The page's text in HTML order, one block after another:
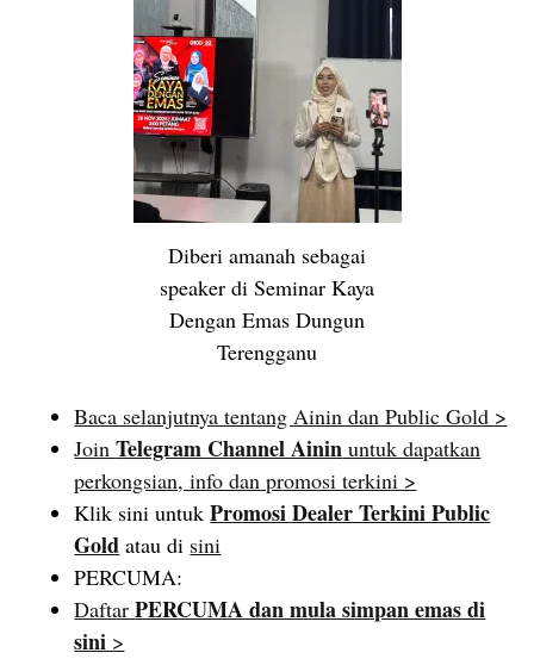
Diberi amanah sebagai
speaker di Seminar Kaya
Dengan Emas Dungun
Terengganu
Baca selanjutnya tentang Ainin dan Public Gold >
JoinTelegram Channel Ainin untuk dapatkan
perkongsian, info dan promosi terkini >
Klik sini untukPromosi Dealer Terkini Public
Gold atau di sini
PERCUMA:
DaftarPERCUMA dan mula simpan emas di
sini >